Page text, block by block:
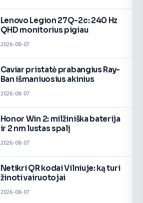
Lenovo Legion 27Q-2c: 240 Hz
QHD monitorius pigiau
2026-08-07
Caviar pristatė prabangius Ray-
Ban išmaniuosius akinius
2026-08-07
Honor Win 2: milžiniška baterija
ir 2 nm lustas spalį
2026-08-07
Netikri QR kodai Vilniuje: ką turi
žinoti vairuotojai
2026-08-07